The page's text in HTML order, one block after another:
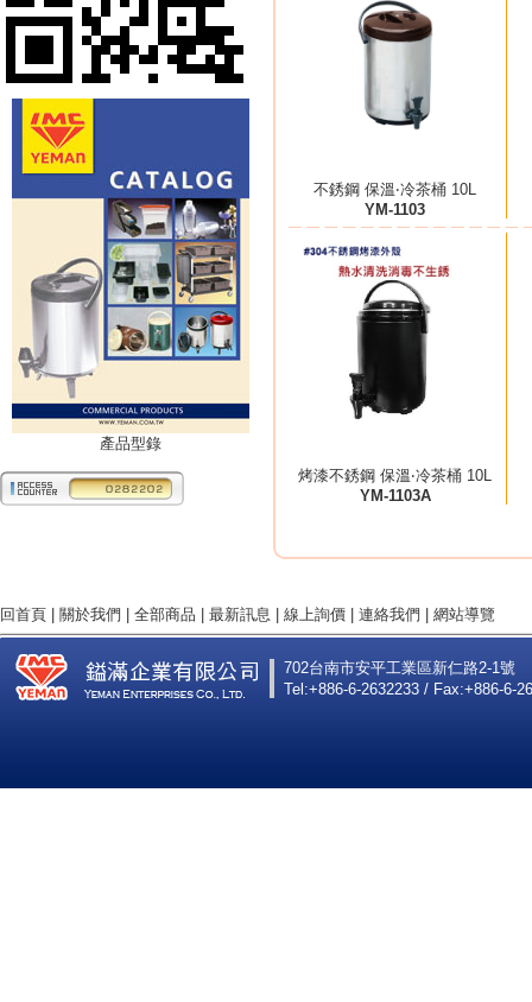
產品型錄
不銹鋼 保溫‧冷茶桶 10L
YM-1103
烤漆不銹鋼 保溫‧冷茶桶 10L
YM-1103A
回首頁 關於我們 全部商品 最新訊息 線上詢價 連絡我們 網站導覽
702台南市安平工業區新仁路2-1號
Tel:+886-6-2632233 / Fax:+886-6-